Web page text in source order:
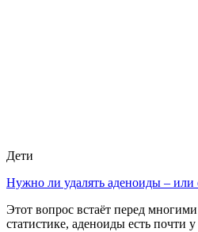
Дети
Нужно ли удалять аденоиды – или
Этот вопрос встаёт перед
статистике, аденоиды есть почти